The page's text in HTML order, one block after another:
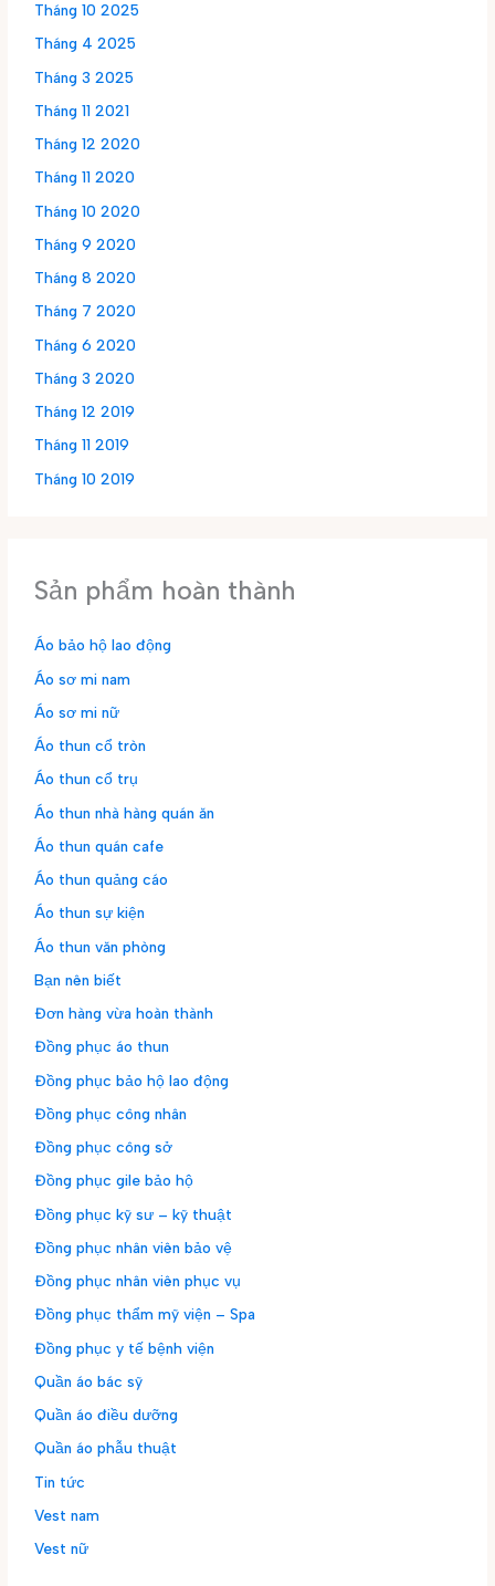
Tháng 10 2025
Tháng 4 2025
Tháng 3 2025
Tháng 11 2021
Tháng 12 2020
Tháng 11 2020
Tháng 10 2020
Tháng 9 2020
Tháng 8 2020
Tháng 7 2020
Tháng 6 2020
Tháng 3 2020
Tháng 12 2019
Tháng 11 2019
Tháng 10 2019
Sản phẩm hoàn thành
Áo bảo hộ lao động
Áo sơ mi nam
Áo sơ mi nữ
Áo thun cổ tròn
Áo thun cổ trụ
Áo thun nhà hàng quán ăn
Áo thun quán cafe
Áo thun quảng cáo
Áo thun sự kiện
Áo thun văn phòng
Bạn nên biết
Đơn hàng vừa hoàn thành
Đồng phục áo thun
Đồng phục bảo hộ lao động
Đồng phục công nhân
Đồng phục công sở
Đồng phục gile bảo hộ
Đồng phục kỹ sư – kỹ thuật
Đồng phục nhân viên bảo vệ
Đồng phục nhân viên phục vụ
Đồng phục thẩm mỹ viện – Spa
Đồng phục y tế bệnh viện
Quần áo bác sỹ
Quần áo điều dưỡng
Quần áo phẫu thuật
Tin tức
Vest nam
Vest nữ